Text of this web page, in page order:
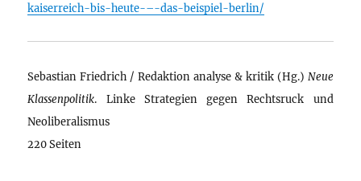
kaiserreich-bis-heute-–-das-beispiel-berlin/
Sebastian Friedrich / Redaktion analyse & kritik (Hg.) Neue
Klassenpolitik. Linke Strategien gegen Rechtsruck und
Neoliberalismus
220 Seiten